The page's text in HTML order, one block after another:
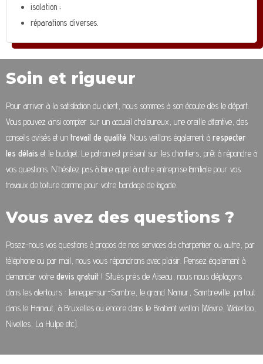
isolation ;
réparations diverses.
Soin et rigueur
Pour arriver à la satisfaction du client, nous sommes à son écoute dès le départ.
Vous pouvez ainsi compter sur un accueil chaleureux, une oreille attentive, des
conseils avisés et un travail de qualité . Nous veillons également à respecter
les délais et le budget. Le patron est présent sur les chantiers, prêt à répondre à
vos questions. N’hésitez pas à faire appel à notre entreprise familiale pour vos
travaux de toiture comme pour votre bardage de façade.
Vous avez des questions ?
Posez-nous vos questions à propos de nos services da charpentier ou autre, par
téléphone ou par mail, nous vous répondrons avec plaisir. Pensez également à
demander votre devis gratuit ! Situés près de Aiseau, nous nous déplaçons
dans les alentours : Jemeppe-sur-Sambre, le grand Namur, Sambreville, partout
dans le Hainaut, à Bruxelles ou encore dans le Brabant wallon (Wavre, Waterloo,
Nivelles, La Hulpe etc.).